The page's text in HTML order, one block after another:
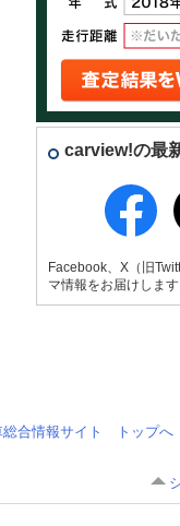
carview!の最
Facebook、X（旧
マ情報をお届けします
総合情報サイト トップへ